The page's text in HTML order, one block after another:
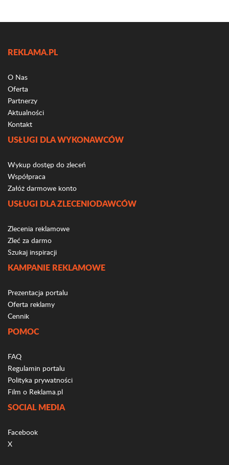
REKLAMA.PL
O Nas
Oferta
Partnerzy
Aktualności
Kontakt
USŁUGI DLA WYKONAWCÓW
Wykup dostęp do zleceń
Współpraca
Załóż darmowe konto
USŁUGI DLA ZLECENIODAWCÓW
Zlecenia reklamowe
Zleć za darmo
Szukaj inspiracji
KAMPANIE REKLAMOWE
Prezentacja portalu
Oferta reklamy
Cennik
POMOC
FAQ
Regulamin portalu
Polityka prywatności
Film o Reklama.pl
SOCIAL MEDIA
Facebook
X